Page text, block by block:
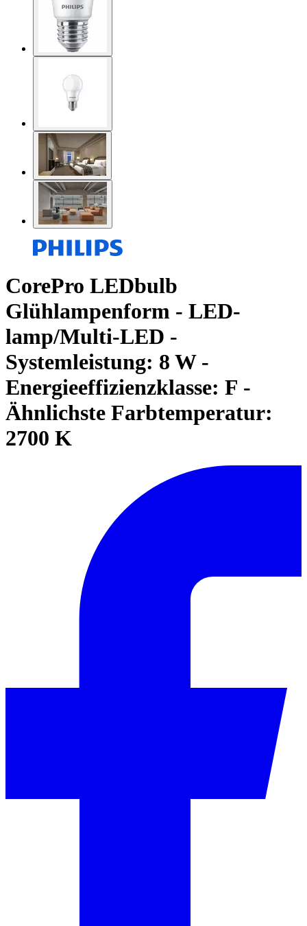
CorePro LEDbulb
Glühlampenform - LED-
lamp/Multi-LED -
Systemleistung: 8 W -
Energieeffizienzklasse: F -
Ähnlichste Farbtemperatur:
2700 K